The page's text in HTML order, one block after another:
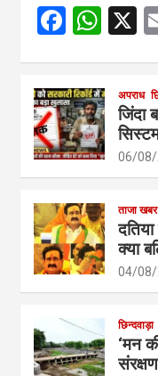
F
b
o
o
W
s
A
p
X
अपराध
जिंदा
06/08/
ताजा खबर
क्या
04/08/
छिन्दवाड़ा
‘मन